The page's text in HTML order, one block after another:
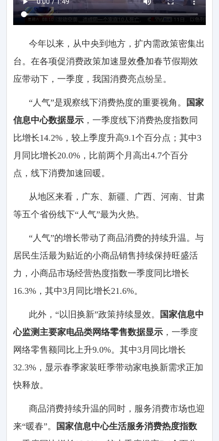
今年以来，从中央到地方，扩内需政策密集出
台。在各项促消费政策加速显效叠加春节假期效
应带动下，一季度，我国消费亮点纷呈。
“人气”是观察线下消费热度的重要视角。
国家
信息中心数据显示 ，一季度线下消费热度指数同
比增长14.2%，较上季度升高9.1个百分点；其中3
月同比增长20.0%，比前两个月高出4.7个百分
点，线下消费加速回暖。
从地区来看，广东、新疆、广西、河南、甘肃
等五个省份线下“人气”最为火热。
“人气”的增长带动了商品消费的持续升温。与
居民生活最为贴近的小商品销售持续保持旺盛活
力，小商品市场经营热度指数一季度同比增长
16.3%，其中3月同比增长21.6%。
此外，“以旧换新”政策持续显效。
国家信息中
心监测主要家电品类网络零售数据显示 ，一季度
网络零售额同比上升9.0%。其中3月同比增长
32.3%，显示春季家装旺季带动家电换新需求正加
快释放。
商品消费持续升温的同时，服务消费市场也迎
来“暖春”。
国家信息中心生活服务消费热度指数